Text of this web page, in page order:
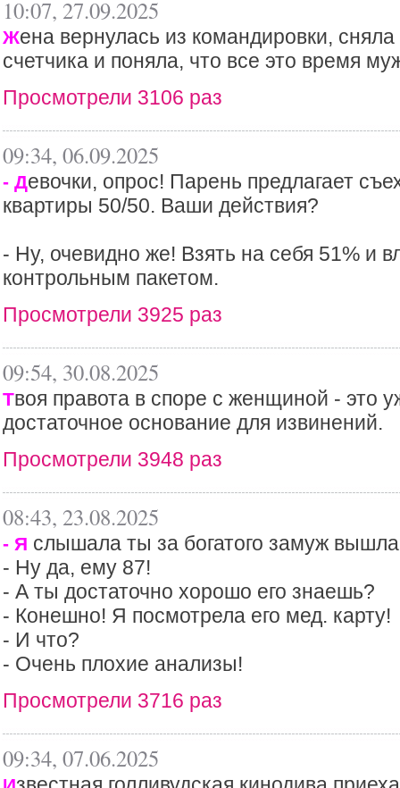
10:07, 27.09.2025
Жена вернулась из командировки, сняла
счетчика и поняла, что все это время
Просмотрели 3106 раз
09:34, 06.09.2025
- Девочки, опрос! Парень предлагает
квартиры 50/50. Ваши действия?
- Ну, очевидно же! Взять на себя 51% и
контрольным пакетом.
Просмотрели 3925 раз
09:54, 30.08.2025
Твоя правота в споре с женщиной - это
достаточное основание для извинений.
Просмотрели 3948 раз
08:43, 23.08.2025
- Я слышала ты за богатого замуж
- Ну да, ему 87!
- А ты достаточно хорошо его знаешь?
- Конешно! Я посмотрела его мед. карту!
- И что?
- Очень плохие анализы!
Просмотрели 3716 раз
09:34, 07.06.2025